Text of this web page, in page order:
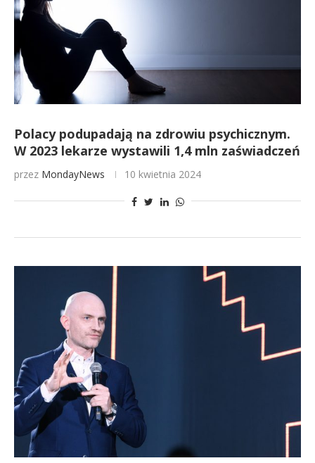
Polacy podupadają na zdrowiu psychicznym.
W 2023 lekarze wystawili 1,4 mln zaświadczeń
przez MondayNews 10 kwietnia 2024